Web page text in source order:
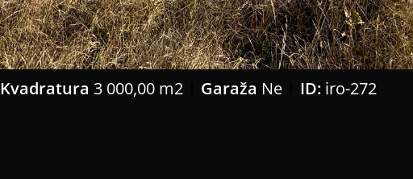
Kvadratura 3 000,00 m2 Garaža Ne ID:iro-272